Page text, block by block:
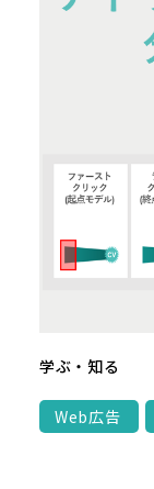
学ぶ・知る
Web広告